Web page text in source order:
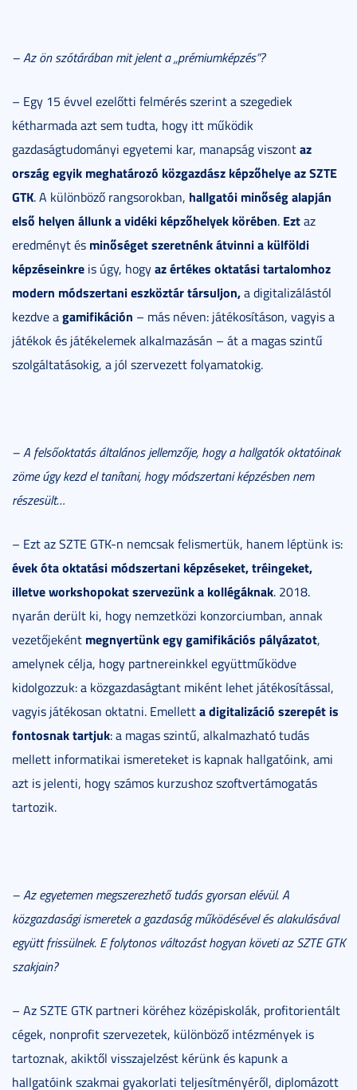
– Az ön szótárában mit jelent a „prémiumképzés”?
– Egy 15 évvel ezelőtti felmérés szerint a szegediek
kétharmada azt sem tudta, hogy itt működik
gazdaságtudományi egyetemi kar, manapság viszontaz
ország egyik meghatározó közgazdász képzőhelye az SZTE
GTK. A különböző rangsorokban, hallgatói minőség alapján
első helyen állunk a vidéki képzőhelyek körében. Eztaz
eredményt és minőséget szeretnénk átvinni a külföldi
képzéseinkre is úgy, hogyaz értékes oktatási tartalomhoz
modern módszertani eszköztár társuljon,a digitalizálástól
kezdve agamifikáción – más néven: játékosításon, vagyis a
játékok és játékelemek alkalmazásán – át a magas szintű
szolgáltatásokig, a jól szervezett folyamatokig.
– A felsőoktatás általános jellemzője, hogy a hallgatók oktatóinak
zöme úgy kezd el tanítani, hogy módszertani képzésben nem
részesült…
– Ezt az SZTE GTK-n nemcsak felismertük, hanem léptünk is:
évek óta oktatási módszertani képzéseket, tréingeket,
illetve workshopokat szervezünk a kollégáknak. 2018.
nyarán derült ki, hogy nemzetközi konzorciumban, annak
vezetőjeként megnyertünk egy gamifikációs pályázatot,
amelynek célja, hogy partnereinkkel együttműködve
kidolgozzuk: a közgazdaságtant miként lehet játékosítással,
vagyis játékosan oktatni. Emelletta digitalizáció szerepét is
fontosnak tartjuk: a magas szintű, alkalmazható tudás
mellett informatikai ismereteket is kapnak hallgatóink, ami
azt is jelenti, hogy számos kurzushoz szoftvertámogatás
tartozik.
– Az egyetemen megszerezhető tudás gyorsan elévül. A
közgazdasági ismeretek a gazdaság működésével és alakulásával
együtt frissülnek. E folytonos változást hogyan követi az SZTE GTK
szakjain?
– Az SZTE GTK partneri köréhez középiskolák, profitorientált
cégek, nonprofit szervezetek, különböző intézmények is
tartoznak, akiktől visszajelzést kérünk és kapunk a
hallgatóink szakmai gyakorlati teljesítményéről, diplomázott